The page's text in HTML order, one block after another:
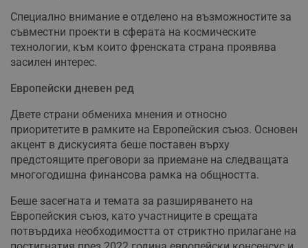
Специално внимание е отделено на възможностите за
съвместни проекти в сферата на космическите
технологии, към които френската страна проявява
засилен интерес.
Европейски дневен ред
Двете страни обмениха мнения и относно
приоритетите в рамките на Европейския съюз. Основен
акцент в дискусията беше поставен върху
предстоящите преговори за приемане на следващата
многогодишна финансова рамка на общността.
Беше засегната и темата за разширяването на
Европейския съюз, като участниците в срещата
потвърдиха необходимостта от стриктно прилагане на